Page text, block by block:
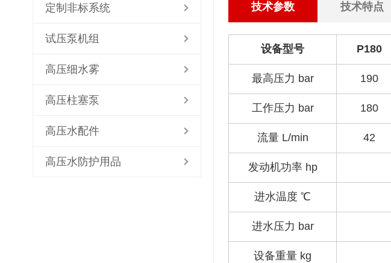
定制非标系统
试压泵机组
高压细水雾
高压柱塞泵
高压水配件
高压水防护用品
技术参数 技术特点
设备型号 P180
最高压力 bar 190
工作压力 bar 180
流量 L/min 42
发动机功率 hp
进水温度 ℃
进水压力 bar
设备重量 kg